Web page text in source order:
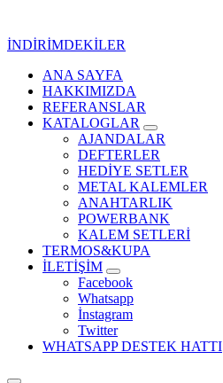
İNDİRİMDEKİLER
Kurumsal Promosyon-Hediyelik
ANA SAYFA
HAKKIMIZDA
REFERANSLAR
KATALOGLAR
AJANDALAR
DEFTERLER
HEDİYE SETLER
METAL KALEMLER
ANAHTARLIK
POWERBANK
KALEM SETLERİ
TERMOS&KUPA
İLETİŞİM
Facebook
Whatsapp
İnstagram
Twitter
WHATSAPP DESTEK HATTI